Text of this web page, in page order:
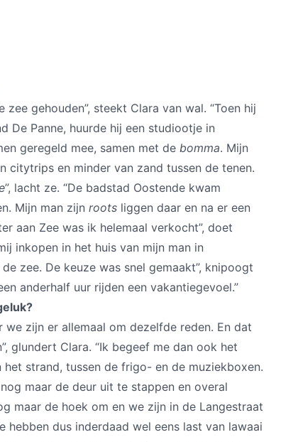
gehouden”, steekt Clara van wal. “Toen hij
De Panne, huurde hij een studiootje in
geregeld mee, samen met de bomma. Mijn
citytrips en minder van zand tussen de tenen.
”, lacht ze. “De badstad Oostende kwam
Mijn man zijn roots liggen daar en na er een
aan Zee was ik helemaal verkocht”, doet
inkopen in het huis van mijn man in
zee. De keuze was snel gemaakt”, knipoogt
anderhalf uur rijden een vakantiegevoel.”
we zijn er allemaal om dezelfde reden. En dat
glundert Clara. “Ik begeef me dan ook het
strand, tussen de frigo- en de muziekboxen.
maar de deur uit te stappen en overal
maar de hoek om en we zijn in de Langestraat
hebben dus inderdaad wel eens last van lawaai